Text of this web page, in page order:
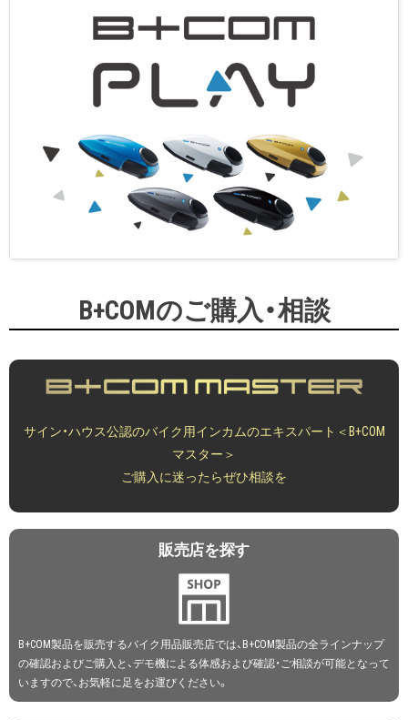
B+COMのご購入・相談
サイン・ハウス公認のバイク用インカムのエキスパート＜B+COM
マスター＞
ご購入に迷ったらぜひ相談を
販売店を探す
B+COM製品を販売するバイク用品販売店では、B+COM製品の全ラインナップ
の確認およびご購入と、デモ機による体感および確認・ご相談が可能となって
いますので、お気軽に足をお運びください。